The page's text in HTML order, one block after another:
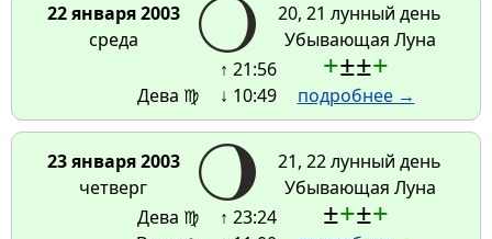
22 января 2003
среда
20, 21 лунный день
Убывающая Луна
Дева ♍
↑ 21:56
↓ 10:49
+±±+
подробнее →
23 января 2003
четверг
21, 22 лунный день
Убывающая Луна
Дева ♍
↑ 23:24
±+±+